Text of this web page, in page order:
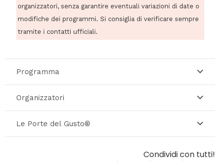
organizzatori, senza garantire eventuali variazioni di date o
modifiche dei programmi. Si consiglia di verificare sempre
tramite i contatti ufficiali.
Programma
Organizzatori
Le Porte del Gusto®
Condividi con tutti!